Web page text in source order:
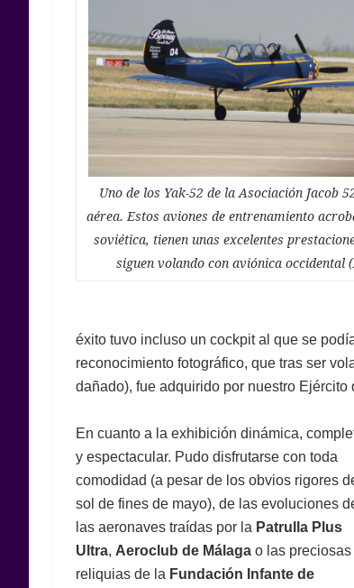
Uno de los Yak-52 de la Asociación Jacob
aérea. Estos aviones de entrenamiento
soviética, tienen unas excelentes
siguen volando con aviónica occidental
éxito tuvo incluso un cockpit al que se
reconocimiento fotográfico, que tras ser
dañado), fue adquirido por nuestro
En cuanto a la exhibición dinámica,
y espectacular. Pudo disfrutarse con toda
comodidad (a pesar de los obvios rigores
sol de fines de mayo), de las evoluciones
las aeronaves traídas por la Patrulla Plus
Ultra, Aeroclub de Málagao las preciosas
reliquias de la Fundación Infante de